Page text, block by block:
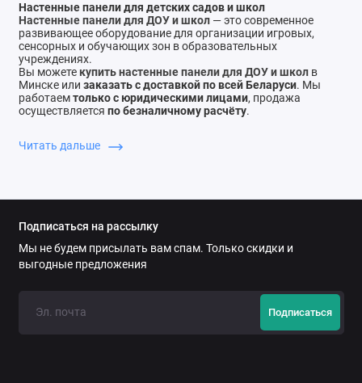
Настенные панели для детских садов и школ
Настенные панели для ДОУ и школ— это современное
развивающее оборудование для организации игровых,
сенсорных и обучающих зон в образовательных
учреждениях.
Вы можете купить настенные панели для ДОУ и школв
Минске или заказать с доставкой по всей Беларуси. Мы
работаемтолько с юридическими лицами, продажа
осуществляется по безналичному расчёту.
Настенные панели для детей
· тренировке внимания и памяти
· сенсорному развитию
·
обучению через игру
Настенные панели отлично подходят для детских садов,
школ, игровых комнат и развивающих центров.
Настенные панели для игровых и сенсорных зон
Развивающие настенные панели
используются для:
Читать дальше
Подписаться на рассылку
Мы не будем присылать вам спам. Только скидки и
выгодные предложения
Подписаться